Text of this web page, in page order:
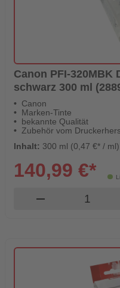
Canon PFI-320MBK
schwarz 300 ml
Canon
Marken-Tinte
bekannte Qualität
Zubehör vom
Inhalt: 300 ml (0,47 €* / ml)
140,99 €*
remove Produkt